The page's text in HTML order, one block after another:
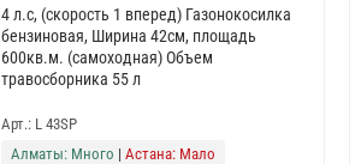
4 л.с, (скорость 1 вперед) Газонокосилка
бензиновая, Ширина 42см, площадь
600кв.м. (самоходная) Объем
травосборника 55 л
Арт.: L 43SP
Алматы: Много |Астана: Мало